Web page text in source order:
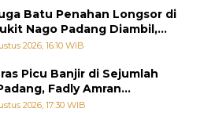
Batu Penahan Longsor di
Nago Padang Diambil,
Bencana Terulang
2026, 16:10 WIB
Picu Banjir di Sejumlah
Fadly Amran
OPD Siaga
2026, 17:30 WIB